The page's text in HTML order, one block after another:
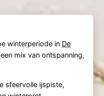
winterperiode in De
mix van ontspanning,
sfeervolle ijspiste,